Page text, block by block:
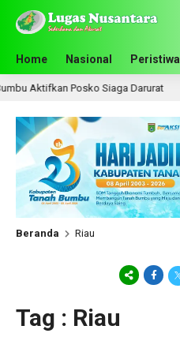
Home Nasional Peristiwa
Aktifkan Posko Siaga Darurat
Beranda Riau
Tag : Riau